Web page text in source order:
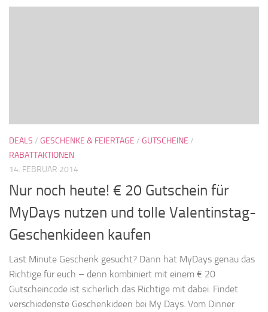
DEALS / GESCHENKE & FEIERTAGE / GUTSCHEINE /
RABATTAKTIONEN
14. FEBRUAR 2014
Nur noch heute! € 20 Gutschein für
MyDays nutzen und tolle Valentinstag-
Geschenkideen kaufen
Last Minute Geschenk gesucht? Dann hat MyDays genau das
Richtige für euch – denn kombiniert mit einem € 20
Gutscheincode ist sicherlich das Richtige mit dabei. Findet
verschiedenste Geschenkideen bei My Days. Vom Dinner